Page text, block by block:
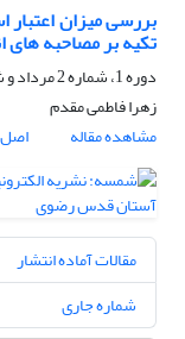
بررسی میزان اعتبار
تکیه بر مصاحبه
دوره 1، شماره 2 مرداد و شهریور 1388، مرداد 1388، صفحه
زهرا فاطمی مقدم
مشاهده مقاله
اصل
مقالات آماده انتشار
شماره جاری